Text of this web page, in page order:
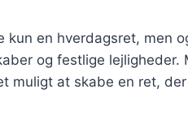
kun en hverdagsret, men
og festlige lejligheder.
muligt at skabe en ret,